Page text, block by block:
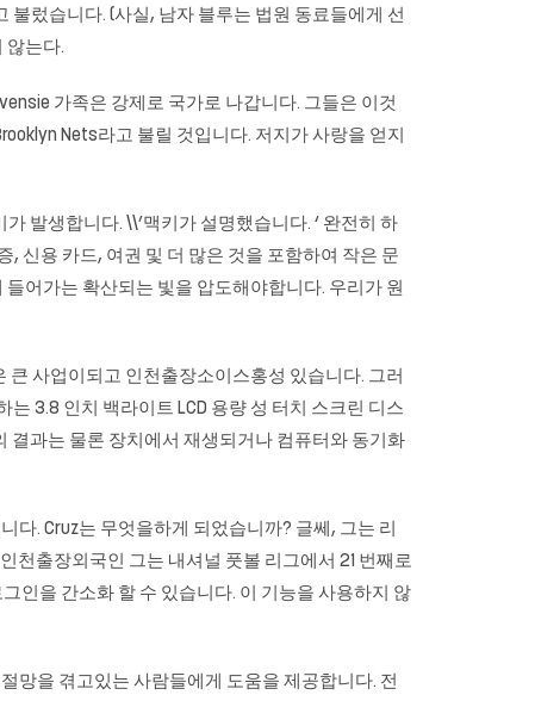
렀습니다. (사실, 남자 블루는 법원 동료들에게 선
않는다.
가족은 강제로 국가로 나갑니다. 그들은 이것
Nets라고 불릴 것입니다. 저지가 사랑을 얻지
발생합니다. \\’맥키가 설명했습니다. ‘ 완전히 하
신용 카드, 여권 및 더 많은 것을 포함하여 작은 문
어가는 확산되는 빛을 압도해야합니다. 우리가 원
사업이되고 인천출장소이스홍성 있습니다. 그러
3.8 인치 백라이트 LCD 용량 성 터치 스크린 디스
결과는 물론 장치에서 재생되거나 컴퓨터와 동기화
다. Cruz는 무엇을하게 되었습니까? 글쎄, 그는 리
천출장외국인 그는 내셔널 풋볼 리그에서 21 번째로
인을 간소화 할 수 있습니다. 이 기능을 사용하지 않
망을 겪고있는 사람들에게 도움을 제공합니다. 전